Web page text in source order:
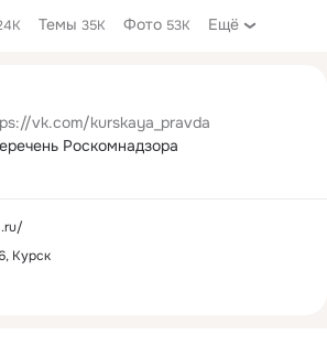
Темы 35K Фото 53K Ещё
vk.com/kurskaya_pravda
Роскомнадзора
Курск